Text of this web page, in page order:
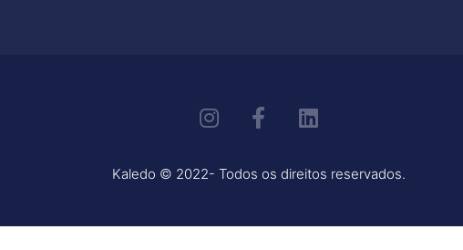
Kaledo © 2022- Todos os direitos reservados.